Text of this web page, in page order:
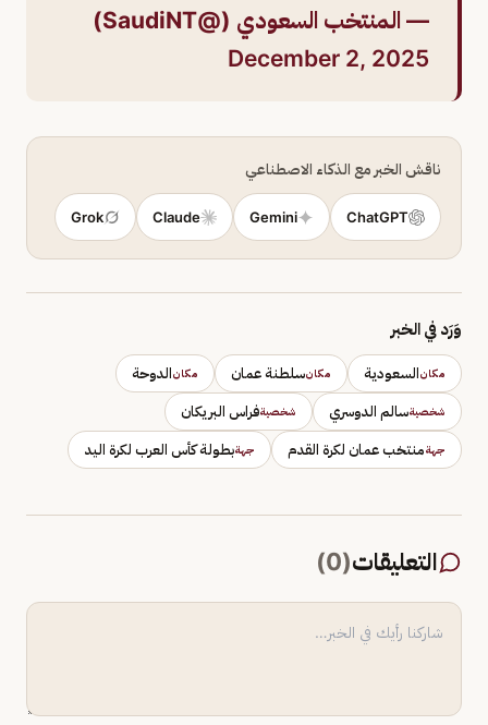
— المنتخب السعودي (@SaudiNT)
December 2, 2025
ناقش الخبر مع الذكاء الاصطناعي
ChatGPT
Gemini
Claude
Grok
وَرَد في الخبر
مكانالسعودية مكانسلطنة عمان مكانالدوحة
شخصيةسالم الدوسري شخصيةفراس البريكان
جهةمنتخب عمان لكرة القدم جهةبطولة كأس العرب لكرة اليد
التعليقات(
0
)